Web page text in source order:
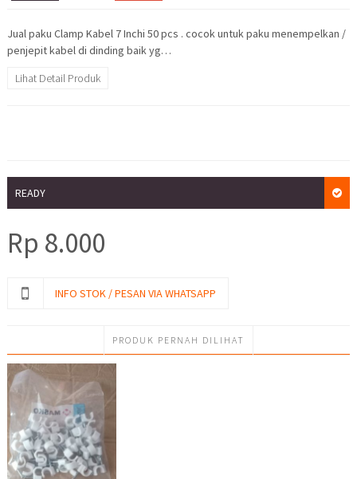
Jual paku Clamp Kabel 7 Inchi 50 pcs . cocok untuk paku menempelkan /
penjepit kabel di dinding baik yg…
Lihat Detail Produk
READY
Rp 8.000
INFO STOK / PESAN VIA WHATSAPP
PRODUK PERNAH DILIHAT